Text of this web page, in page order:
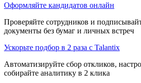
Оформляйте кандидатов онлайн
Проверяйте сотрудников и
документы без бумаг и личных встреч
Ускорьте подбор в 2 раза с Talantix
Автоматизируйте сбор откликов,
собирайте аналитику в 2 клика